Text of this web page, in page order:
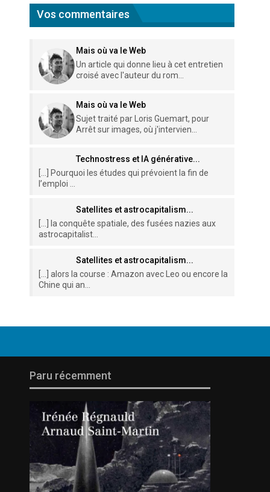
Vos commentaires
Mais où va le Web
Un article qui donne lieu à cet entretien
croisé avec l'auteur du rom...
Mais où va le Web
Sujet traité par Loris Guemart, pour
Arrêt sur images, où j'intervien...
Technostress et IA générative...
[…] Pourquoi les études qui prévoient la fin de
l’emploi ...
Satellites et astrocapitalism...
[…] la conquête spatiale, des fusées nazies aux
astrocapitalist...
Satellites et astrocapitalism...
[…] alors la course : Amazon avec Leo ou encore la
Chine qui an...
Paru récemment